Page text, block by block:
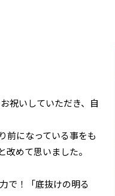
祝いしていただき、自
前になっている事をも
めて思いました。
で！「底抜けの明る